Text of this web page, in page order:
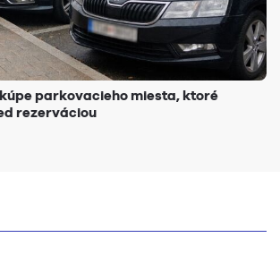
parkovacieho miesta, ktoré
rezerváciou